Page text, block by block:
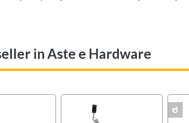
in Aste e Hardware
whatshot